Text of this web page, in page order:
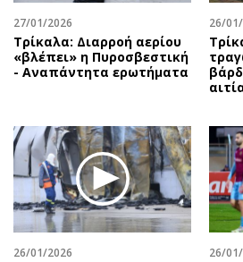
27/01/2026
Τρίκαλα: Διαρροή αερίου
«βλέπει» η Πυροσβεστική
- Αναπάντητα ερωτήματα
26/
26/01/2026 26/